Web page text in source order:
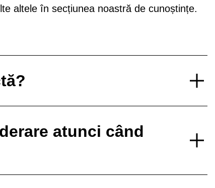
altele în secțiunea noastră de cunoștințe.
atunci când